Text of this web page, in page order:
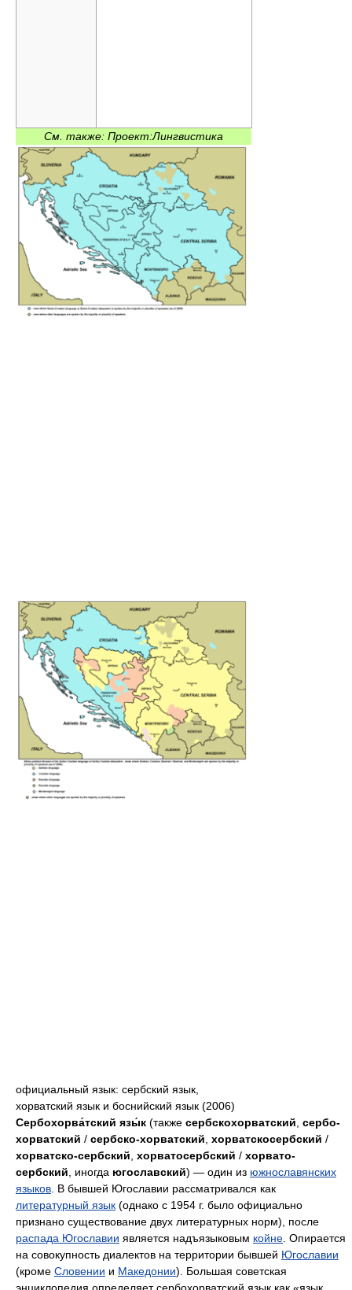
См. также: Проект:Лингвистика
официальный язык: сербский язык,
хорватский язык и боснийский язык (2006)
Сербохорва́тский язы́к (также сербскохорватский, сербо-
хорватский / сербско-хорватский, хорватскосербский /
хорватско-сербский, хорватосербский / хорвато-
сербский, иногда югославский) — один из южнославянских
языков. В бывшей Югославии рассматривался как
литературный язык (однако с 1954 г. было официально
признано существование двух литературных норм), после
распада Югославии является надъязыковым койне. Опирается
на совокупность диалектов на территории бывшей Югославии
(кроме Словении и Македонии). Большая советская